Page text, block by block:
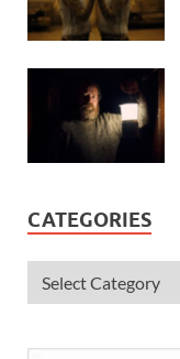
CATEGORIES